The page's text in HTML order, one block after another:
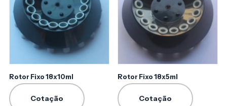
Rotor Fixo 18x10ml
Cotação
Rotor Fixo 18x5ml
Cotação